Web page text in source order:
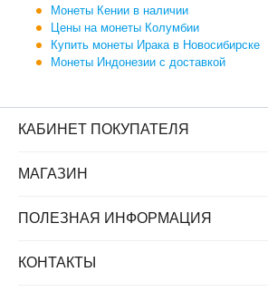
Монеты Кении в наличии
Цены на монеты Колумбии
Купить монеты Ирака в Новосибирске
Монеты Индонезии с доставкой
КАБИНЕТ ПОКУПАТЕЛЯ
МАГАЗИН
ПОЛЕЗНАЯ ИНФОРМАЦИЯ
КОНТАКТЫ